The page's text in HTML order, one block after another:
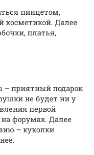
пинцетом,
косметикой. Далее
платья,
– приятный подарок
не будет ни у
первой
форумах. Далее
– куколки